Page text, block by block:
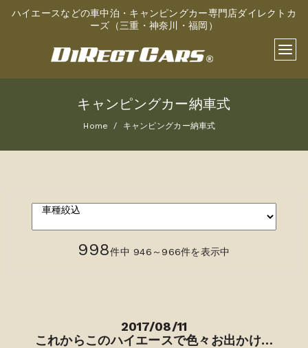
ハイエースなどの車中泊・キャンピングカー専門店ダイレクトカ
ーズ（三重・神奈川・福岡）
キャンピングカー納車式
Home キャンピングカー納車式
998件中 946～966件を表示中
2017/08/11
これからこのハイエースで色々お出かけ…